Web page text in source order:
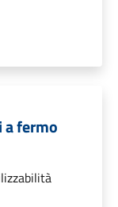
fermo